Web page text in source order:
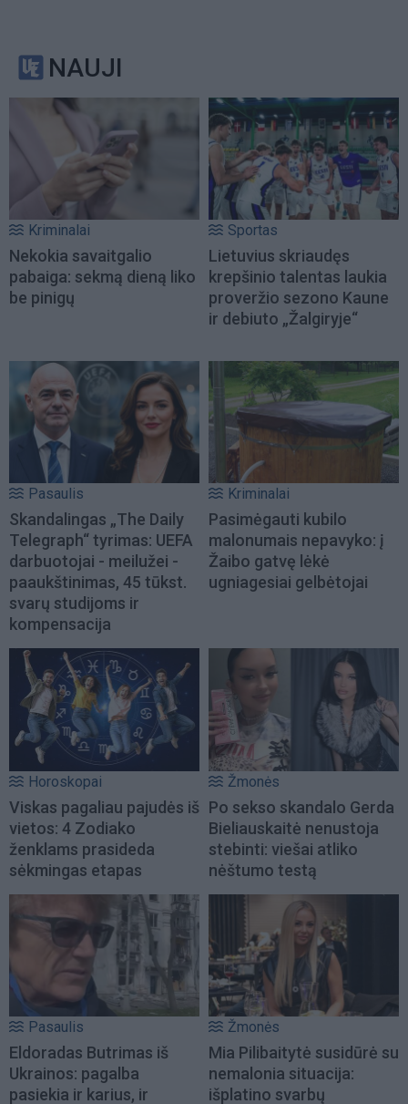
NAUJI
Kriminalai
Nekokia savaitgalio
pabaiga: sekmą dieną liko
be pinigų
Sportas
Lietuvius skriaudęs
krepšinio talentas laukia
proveržio sezono Kaune
ir debiuto „Žalgiryje“
Pasaulis
Skandalingas „The Daily
Telegraph“ tyrimas: UEFA
darbuotojai - meilužei -
paaukštinimas, 45 tūkst.
svarų studijoms ir
kompensacija
Kriminalai
Pasimėgauti kubilo
malonumais nepavyko: į
Žaibo gatvę lėkė
ugniagesiai gelbėtojai
Horoskopai
Viskas pagaliau pajudės iš
vietos: 4 Zodiako
ženklams prasideda
sėkmingas etapas
Žmonės
Po sekso skandalo Gerda
Bieliauskaitė nenustoja
stebinti: viešai atliko
nėštumo testą
Pasaulis
Eldoradas Butrimas iš
Ukrainos: pagalba
pasiekia ir karius, ir
Žmonės
Mia Pilibaitytė susidūrė su
nemalonia situacija:
išplatino svarbų